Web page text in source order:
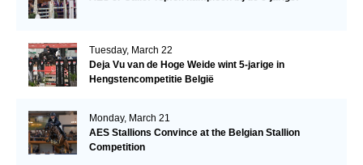
Tuesday, March 22
Deja Vu van de Hoge Weide wint 5-jarige in
Hengstencompetitie België
Monday, March 21
AES Stallions Convince at the Belgian Stallion
Competition